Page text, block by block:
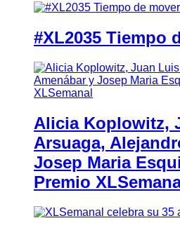
#XL2035 Tiempo
Alicia Koplowitz,
Arsuaga,
Josep Maria
Premio